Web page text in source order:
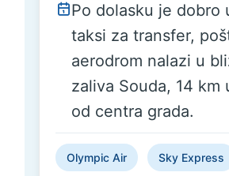
Po dolasku je dobro
taksi za transfer,
aerodrom nalazi u
zaliva Souda, 14 km
od centra grada.
Olympic Air Sky Express